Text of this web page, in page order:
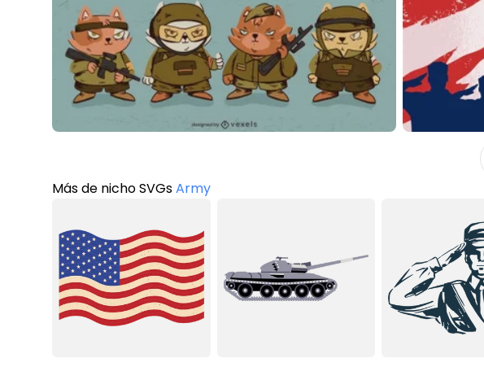
Más de nicho SVGsArmy